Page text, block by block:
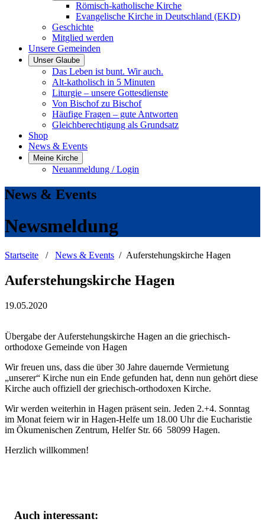
Römisch-katholische Kirche
Evangelische Kirche in Deutschland (EKD)
Geschichte
Mitglied werden
Unsere Gemeinden
Unser Glaube
Das Leben ist bunt. Wir auch.
Alt-katholisch in 5 Minuten
Liturgie – unsere Gottesdienste
Von Bischof zu Bischof
Häufige Fragen – gute Antworten
Gleichberechtigung als Grundsatz
Shop
News & Events
Meine Kirche
Neuanmeldung / Login
News & Events
Newsmeldung
Startseite / News & Events / Auferstehungskirche Hagen
Auferstehungskirche Hagen
19.05.2020
Übergabe der Auferstehungskirche Hagen an die griechisch-
orthodoxe Gemeinde von Hagen
Wir freuen uns, dass die über 30 Jahre dauernde Vermietung
„unserer“ Kirche nun ein Ende gefunden hat, denn nun gehört diese
Kirche auch offiziell der griechisch-orthodoxen Kirche.
Wir werden weiterhin in Hagen präsent sein. Jeden 2.+4. Sonntag
im Monat feiern wir in Hagen-Helfe um 18.00 Uhr die Eucharistie
im Ökumenischen Zentrum, Helfer Str. 66 58099 Hagen.
Herzlich willkommen!
Auch interessant: